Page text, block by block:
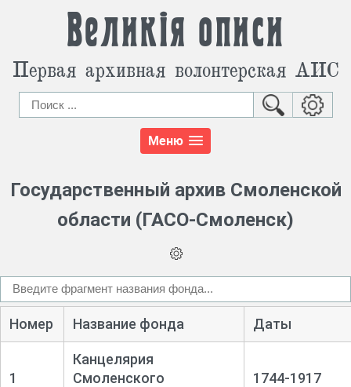
Великія описи
Первая архивная волонтерская АИС
Меню
Государственный архив Смоленской
области (ГАСО-Смоленск)
Номер Название фонда Даты
1
Канцелярия
Смоленского
1744-1917